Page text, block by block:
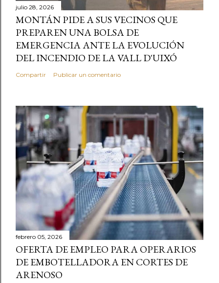
julio 28, 2026
MONTÁN PIDE A SUS VECINOS QUE
PREPAREN UNA BOLSA DE
EMERGENCIA ANTE LA EVOLUCIÓN
DEL INCENDIO DE LA VALL D'UIXÓ
Compartir Publicar un comentario
febrero 05, 2026
OFERTA DE EMPLEO PARA OPERARIOS
DE EMBOTELLADORA EN CORTES DE
ARENOSO